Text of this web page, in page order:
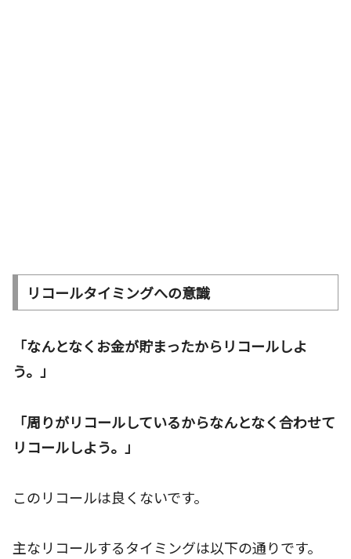
リコールタイミングへの意識
「なんとなくお金が貯まったからリコールしよ
う。」
「周りがリコールしているからなんとなく合わせて
リコールしよう。」
このリコールは良くないです。
主なリコールするタイミングは以下の通りです。